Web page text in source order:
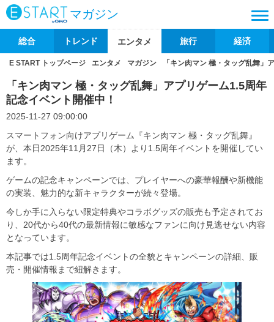
マガジン
総合 トレンド エンタメ 旅行 経済
E START トップページ エンタメ マガジン 「キン肉マン 極・タッグ乱舞」
「キン肉マン 極・タッグ乱舞」アプリゲーム1.5周年
記念イベント開催中！
2025-11-27 09:00:00
スマートフォン向けアプリゲーム『キン肉マン 極・タッグ乱舞』
が、本日2025年11月27日（木）より1.5周年イベントを開催してい
ます。
ゲームの記念キャンペーンでは、プレイヤーへの豪華報酬や新機能
の実装、魅力的な新キャラクターが続々登場。
今しか手に入らない限定特典やコラボグッズの販売も予定されてお
り、20代から40代の最新情報に敏感なファンに向け見逃せない内容
となっています。
本記事では1.5周年記念イベントの全貌とキャンペーンの詳細、販
売・開催情報まで紐解きます。